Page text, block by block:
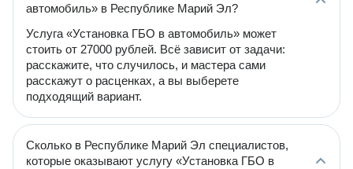
автомобиль» в Республике Марий Эл?
Услуга «Установка ГБО в автомобиль» может
стоить от 27000 рублей. Всё зависит от задачи:
расскажите, что случилось, и мастера сами
расскажут о расценках, а вы выберете
подходящий вариант.
Сколько в Республике Марий Эл специалистов,
которые оказывают услугу «Установка ГБО в